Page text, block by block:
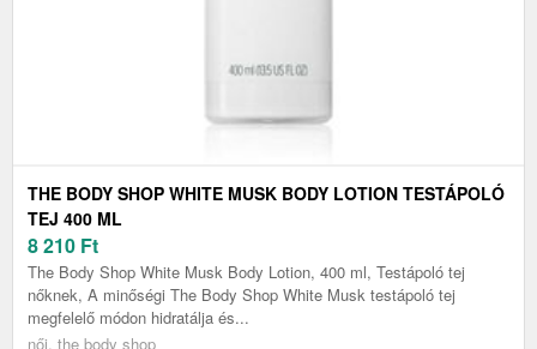
THE BODY SHOP WHITE MUSK BODY LOTION TESTÁPOLÓ
TEJ 400 ML
8 210 Ft
The Body Shop White Musk Body Lotion, 400 ml, Testápoló tej
nőknek, A minőségi The Body Shop White Musk testápoló tej
megfelelő módon hidratálja és...
női, the body shop